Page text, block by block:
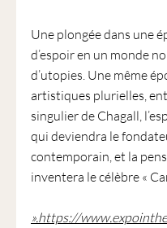
Une plongée dans une
d’espoir en un monde
d’utopies. Une même
artistiques plurielles,
singulier de Chagall,
qui deviendra le
contemporain, et la
inventera le célèbre «
».https://